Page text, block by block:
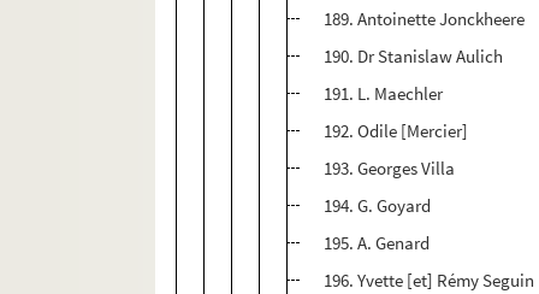
189. Antoinette Jonckheere
190. Dr Stanislaw Aulich
191. L. Maechler
192. Odile [Mercier]
193. Georges Villa
194. G. Goyard
195. A. Genard
196. Yvette [et] Rémy Seguin